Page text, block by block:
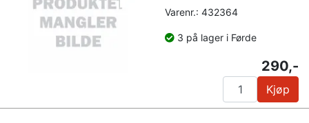
Varenr.: 432364
3 på lager i Førde
290,-
Kjøp